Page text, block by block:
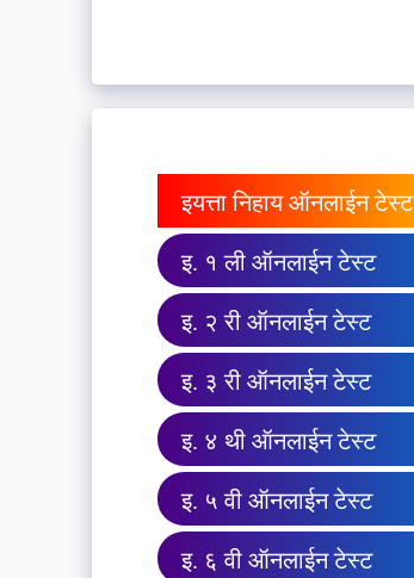
इयत्ता निहाय ऑनलाईन टेस्ट
इ. १ ली ऑनलाईन टेस्ट
इ. २ री ऑनलाईन टेस्ट
इ. ३ री ऑनलाईन टेस्ट
इ. ४ थी ऑनलाईन टेस्ट
इ. ५ वी ऑनलाईन टेस्ट
इ. ६ वी ऑनलाईन टेस्ट